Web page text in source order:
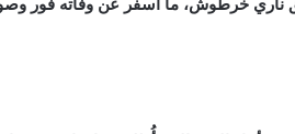
خرطوش، ما أسفر عن وفاته فور